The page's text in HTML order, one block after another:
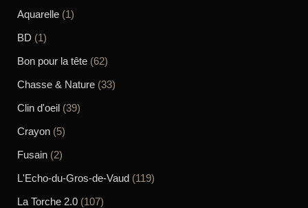
Aquarelle (1)
BD (1)
Bon pour la tête (62)
Chasse & Nature (33)
Clin d'oeil (39)
Crayon (5)
Fusain (2)
L'Echo-du-Gros-de-Vaud (119)
La Torche 2.0 (107)